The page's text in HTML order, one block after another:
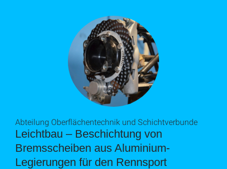
Leichtbau – Beschichtung von
Bremsscheiben aus Aluminium-
Legierungen für den Rennsport
Abteilung Oberflächentechnik und Schichtverbunde